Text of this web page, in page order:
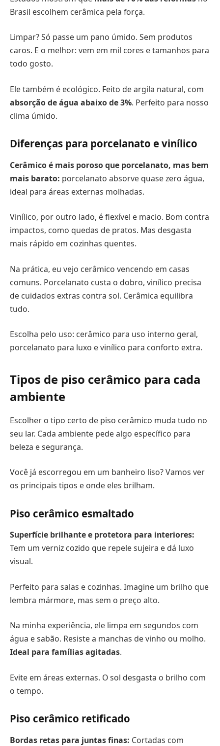
Brasil escolhem cerâmica pela força.
Limpar? Só passe um pano úmido. Sem produtos
caros. E o melhor: vem em mil cores e tamanhos para
todo gosto.
Ele também é ecológico. Feito de argila natural, com
absorção de água abaixo de 3%. Perfeito para nosso
clima úmido.
Diferenças para porcelanato e vinílico
Cerâmico é mais poroso que porcelanato, mas bem
mais barato: porcelanato absorve quase zero água,
ideal para áreas externas molhadas.
Vinílico, por outro lado, é flexível e macio. Bom contra
impactos, como quedas de pratos. Mas desgasta
mais rápido em cozinhas quentes.
Na prática, eu vejo cerâmico vencendo em casas
comuns. Porcelanato custa o dobro, vinílico precisa
de cuidados extras contra sol. Cerâmica equilibra
tudo.
Escolha pelo uso: cerâmico para uso interno geral,
porcelanato para luxo e vinílico para conforto extra.
Tipos de piso cerâmico para cada
ambiente
Escolher o tipo certo de piso cerâmico muda tudo no
seu lar. Cada ambiente pede algo específico para
beleza e segurança.
Você já escorregou em um banheiro liso? Vamos ver
os principais tipos e onde eles brilham.
Piso cerâmico esmaltado
Superfície brilhante e protetora para interiores:
Tem um verniz cozido que repele sujeira e dá luxo
visual.
Perfeito para salas e cozinhas. Imagine um brilho que
lembra mármore, mas sem o preço alto.
Na minha experiência, ele limpa em segundos com
água e sabão. Resiste a manchas de vinho ou molho.
Ideal para famílias agitadas.
Evite em áreas externas. O sol desgasta o brilho com
o tempo.
Piso cerâmico retificado
Bordas retas para juntas finas: Cortadas com